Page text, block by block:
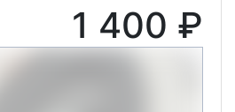
1 400 ₽